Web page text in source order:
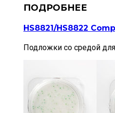
HS8821/HS8822
Подложки со средой